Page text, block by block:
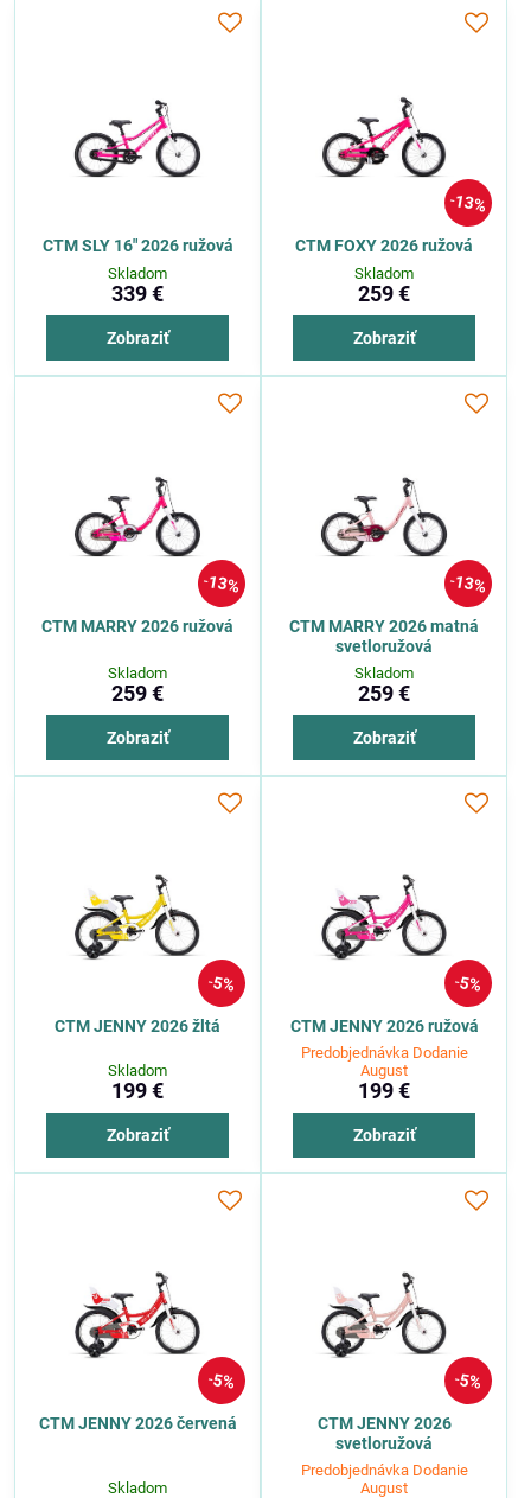
CTM SLY 16" 2026 ružová
Skladom
339 €
Zobraziť
13%
CTM FOXY 2026 ružová
Skladom
259 €
Zobraziť
13%
CTM MARRY 2026 ružová
Skladom
259 €
Zobraziť
13%
CTM MARRY 2026 matná
svetloružová
Skladom
259 €
Zobraziť
5%
CTM JENNY 2026 žltá
Skladom
199 €
Zobraziť
5%
CTM JENNY 2026 ružová
Predobjednávka Dodanie
August
199 €
Zobraziť
5%
CTM JENNY 2026 červená
Skladom
5%
CTM JENNY 2026
svetloružová
Predobjednávka Dodanie
August